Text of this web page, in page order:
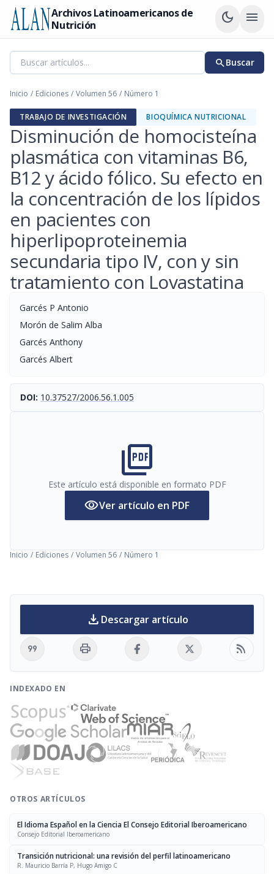
Archivos Latinoamericanos de
Nutrición
dark_mode menu
searchBuscar
Inicio / Ediciones / Volumen 56 / Número 1
TRABAJO DE INVESTIGACIÓN BIOQUÍMICA NUTRICIONAL
Disminución de homocisteína
plasmática con vitaminas B6,
B12 y ácido fólico. Su efecto en
la concentración de los lípidos
en pacientes con
hiperlipoproteinemia
secundaria tipo IV, con y sin
tratamiento con Lovastatina
Garcés P Antonio
Morón de Salim Alba
Garcés Anthony
Garcés Albert
DOI: 10.37527/2006.56.1.005
picture_as_pdf
Este artículo está disponible en formato PDF
visibilityVer artículo en PDF
Inicio / Ediciones / Volumen 56 / Número 1
download Descargar artículo
format_quote print rss_feed
INDEXADO EN
OTROS ARTÍCULOS
El Idioma Español en la Ciencia El Consejo Editorial Iberoamericano
Consejo Editorial Iberoamericano
Transición nutricional: una revisión del perfil latinoamericano
R. Mauricio Barría P, Hugo Amigo C